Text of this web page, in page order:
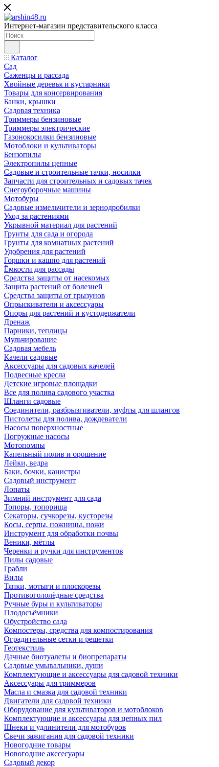
Интернет-магазин представительского класса
Каталог
Сад
Саженцы и рассада
Хвойные деревья и кустарники
Товары для консервирования
Банки, крышки
Садовая техника
Триммеры бензиновые
Триммеры электрические
Газонокосилки бензиновые
Мотоблоки и культиваторы
Бензопилы
Электропилы цепные
Садовые и строительные тачки, носилки
Запчасти для строительных и садовых тачек
Снегоуборочные машины
Мотобуры
Садовые измельчители и зернодробилки
Уход за растениями
Укрывной материал для растений
Грунты для сада и огорода
Грунты для комнатных растений
Удобрения для растений
Горшки и кашпо для растений
Ёмкости для рассады
Средства защиты от насекомых
Защита растений от болезней
Средства защиты от грызунов
Опрыскиватели и аксессуары
Опоры для растений и кустодержатели
Дренаж
Парники, теплицы
Мульчирование
Садовая мебель
Качели садовые
Аксессуары для садовых качелей
Подвесные кресла
Детские игровые площадки
Все для полива садового участка
Шланги садовые
Соединители, разбрызгиватели, муфты для шлангов
Пистолеты для полива, дождеватели
Насосы поверхностные
Погружные насосы
Мотопомпы
Капельный полив и орошение
Лейки, ведра
Баки, бочки, канистры
Садовый инструмент
Лопаты
Зимний инструмент для сада
Топоры, топорища
Секаторы, сучкорезы, кусторезы
Косы, серпы, ножницы, ножи
Инструмент для обработки почвы
Веники, мётлы
Черенки и ручки для инструментов
Пилы садовые
Грабли
Вилы
Тяпки, мотыги и плоскорезы
Противогололёдные средства
Ручные буры и культиваторы
Плодосъёмники
Обустройство сада
Компостеры, средства для компостирования
Оградительные сетки и решетки
Геотекстиль
Дачные биотуалеты и биопрепараты
Садовые умывальники, души
Комплектующие и аксессуары для садовой техники
Аксессуары для триммеров
Масла и смазка для садовой техники
Двигатели для садовой техники
Оборудование для культиваторов и мотоблоков
Комплектующие и аксессуары для цепных пил
Шнеки и удлинители для мотобуров
Свечи зажигания для садовой техники
Новогодние товары
Новогодние акссесуары
Садовый декор